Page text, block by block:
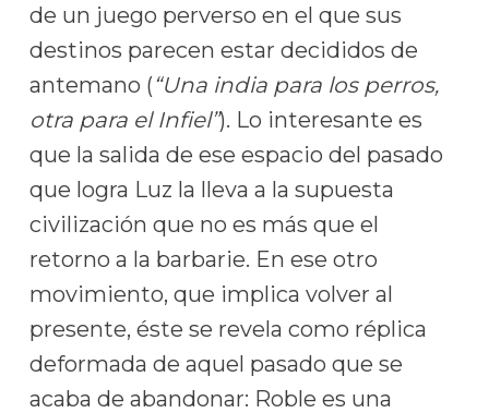
de un juego perverso en el que sus
destinos parecen estar decididos de
antemano (“Una india para los perros,
otra para el Infiel”). Lo interesante es
que la salida de ese espacio del pasado
que logra Luz la lleva a la supuesta
civilización que no es más que el
retorno a la barbarie. En ese otro
movimiento, que implica volver al
presente, éste se revela como réplica
deformada de aquel pasado que se
acaba de abandonar: Roble es una